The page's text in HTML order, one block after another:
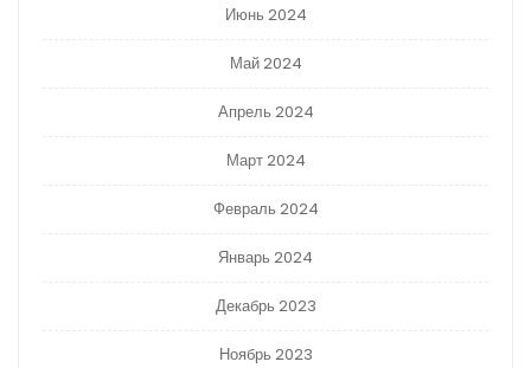
Июнь 2024
Май 2024
Апрель 2024
Март 2024
Февраль 2024
Январь 2024
Декабрь 2023
Ноябрь 2023